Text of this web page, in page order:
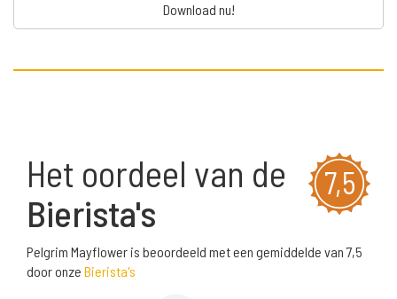
Download nu!
7,5
Het oordeel van de
Bierista's
Pelgrim Mayflower is beoordeeld met een gemiddelde van 7,5
door onze Bierista's